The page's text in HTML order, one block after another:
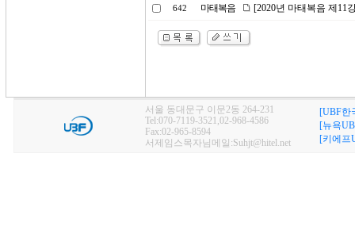
642 마태복음 [2020년 마태복음 제11
서울 동대문구 이문2동 264-231
Tel:070-7119-3521,02-968-4586
Fax:02-965-8594
서제임스목자님메일:Suhjt@hitel.net
[UBF한
[뉴욕
[키에프